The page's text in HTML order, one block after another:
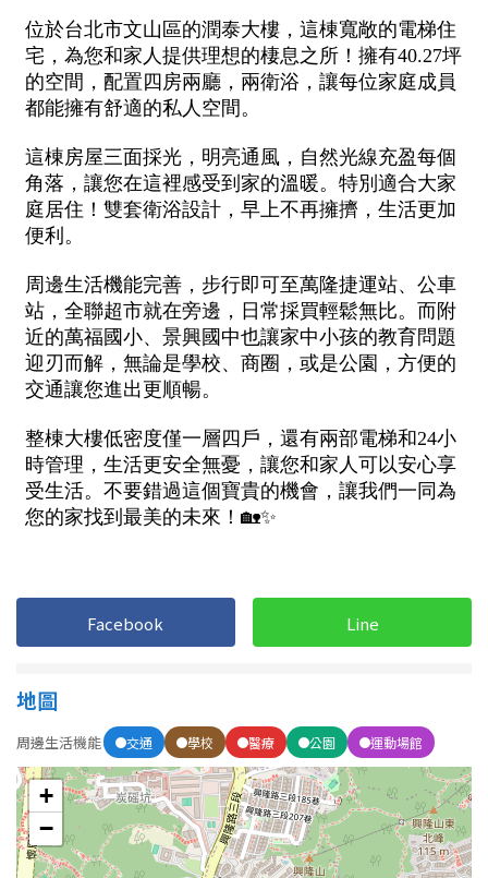
5~10樓 11~20樓
21樓以上
格局
2房 3房
4房 5房以上
屋齡
不拘
5 年以下
售價
Facebook Line
地圖
周邊生活機能 交通 學校 醫療 公園 運動場館
+
−